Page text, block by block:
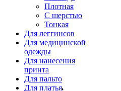
Плотная
С шерстью
Тонкая
Для леггинсов
Для медицинской
одежды
Для нанесения
принта
Для пальто
Для платья